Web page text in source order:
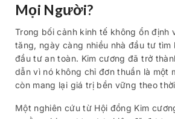
Mọi Người?
Trong bối cảnh kinh tế không ổn định
tăng, ngày càng nhiều nhà đầu tư tìm
đầu tư an toàn. Kim cương đã trở
dẫn vì nó không chỉ đơn thuần là một
còn mang lại giá trị bền vững theo
Một nghiên cứu từ Hội đồng Kim